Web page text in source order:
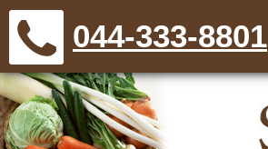
044-333-8801